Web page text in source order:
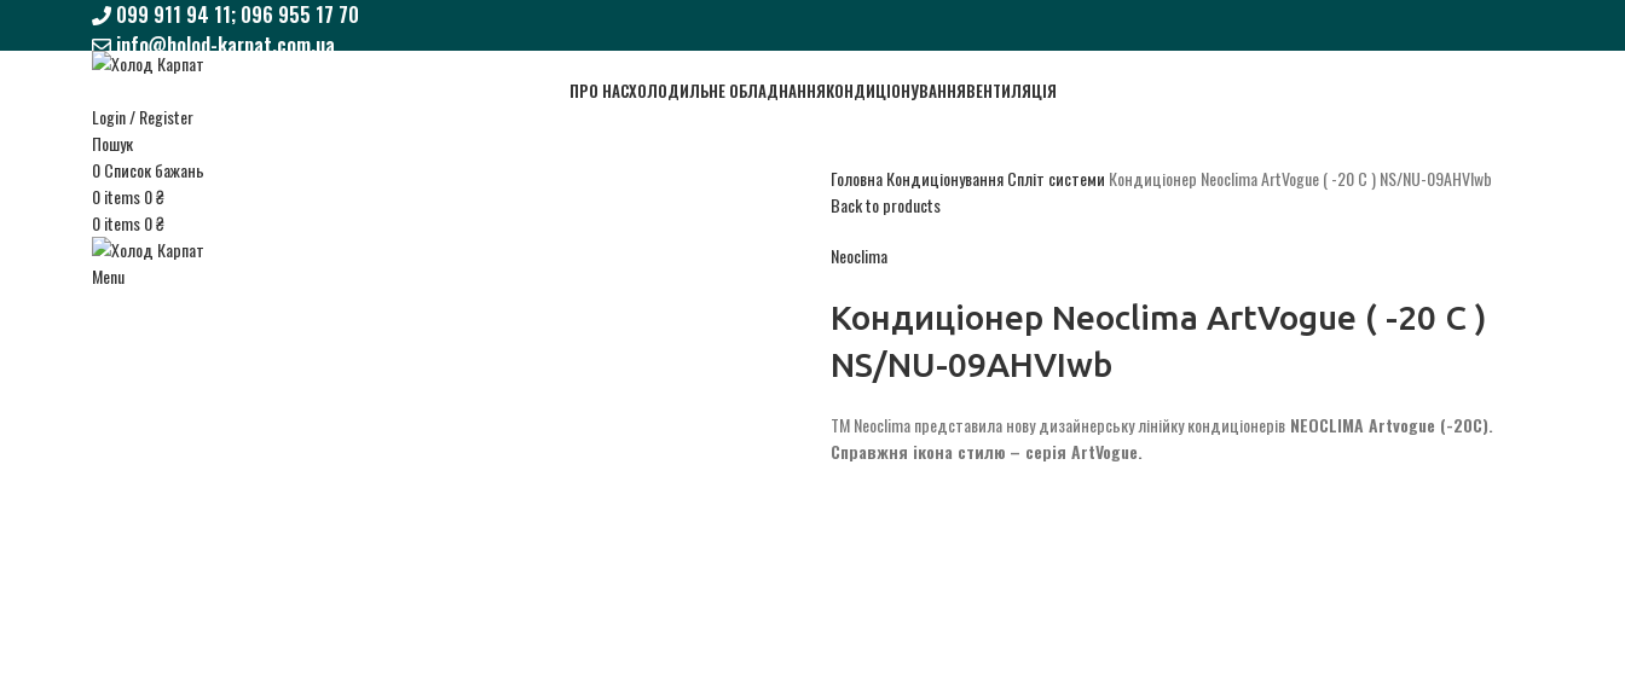
099 911 94 11; 096 955 17 70
info@holod-karpat.com.ua
099 911 94 11; 096 955 17 70
ПРО НАСХОЛОДИЛЬНЕ ОБЛАДНАННЯКОНДИЦІОНУВАННЯВЕНТИЛЯЦІЯ
Login / Register
Пошук
0Список бажань
0items0₴
0items0₴
Menu
ГоловнаКондиціонуванняСпліт системи Кондиціонер Neoclima ArtVogue ( -20 C ) NS/NU-09AHVIwb
Back to products
Neoclima
Кондиціонер Neoclima ArtVogue ( -20 C )
NS/NU-09AHVIwb
TM Neoclima представила нову дизайнерську лінійку кондиціонерів NEOCLIMA Artvogue (-20С).
Справжня ікона стилю – серія ArtVogue.